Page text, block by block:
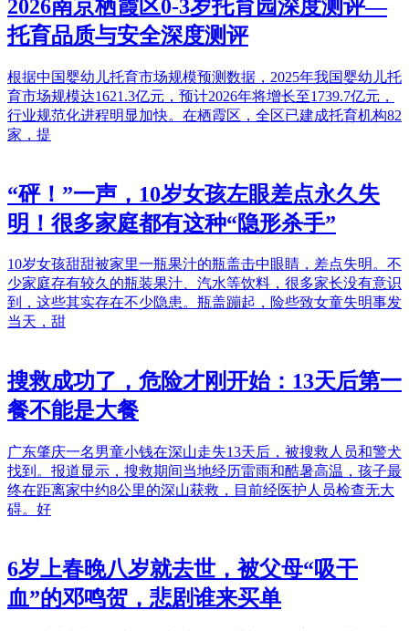
2026南京栖霞区0-3岁托育园深度测评—
托育品质与安全深度测评
根据中国婴幼儿托育市场规模预测数据，2025年我国婴幼儿托
育市场规模达1621.3亿元，预计2026年将增长至1739.7亿元，
行业规范化进程明显加快。在栖霞区，全区已建成托育机构82
家，提
“砰！”一声，10岁女孩左眼差点永久失
明！很多家庭都有这种“隐形杀手”
10岁女孩甜甜被家里一瓶果汁的瓶盖击中眼睛，差点失明。不
少家庭存有较久的瓶装果汁、汽水等饮料，很多家长没有意识
到，这些其实存在不少隐患。瓶盖蹦起，险些致女童失明事发
当天，甜
搜救成功了，危险才刚开始：13天后第一
餐不能是大餐
广东肇庆一名男童小钱在深山走失13天后，被搜救人员和警犬
找到。报道显示，搜救期间当地经历雷雨和酷暑高温，孩子最
终在距离家中约8公里的深山获救，目前经医护人员检查无大
碍。好
6岁上春晚八岁就去世，被父母“吸干
血”的邓鸣贺，悲剧谁来买单